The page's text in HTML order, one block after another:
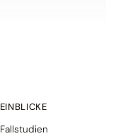
EINBLICKE
Fallstudien